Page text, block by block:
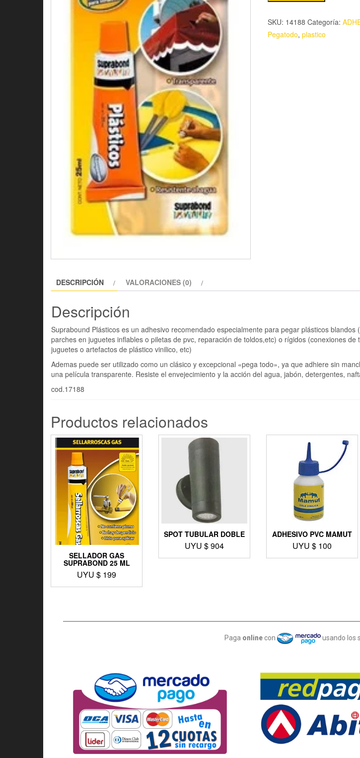
SKU: 14188 Categoría:
Pegatodo, plastico
DESCRIPCIÓN VALORACIONES (0)
Descripción
Suprabound Plásticos es un adhesivo recomendado especialmente para pegar plásticos blandos
parches en juguetes inflables o piletas de pvc, reparación de toldos,etc) o rígidos (conexiones de
juguetes o artefactos de plástico vinilico, etc)
Ademas puede ser utilizado como un clásico y excepcional «pega todo», ya que adhiere sin
una película transparente. Resiste el envejecimiento y la acción del agua, jabón, detergentes,
cod.17188
Productos relacionados
SELLADOR GAS
SUPRABOND 25 ML
UYU $ 199
SPOT TUBULAR DOBLE
UYU $904
ADHESIVO PVC MAMUT
UYU $ 100
Paga online con usando los